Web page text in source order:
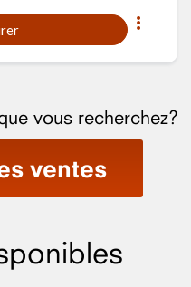
vous recherchez?
ventes